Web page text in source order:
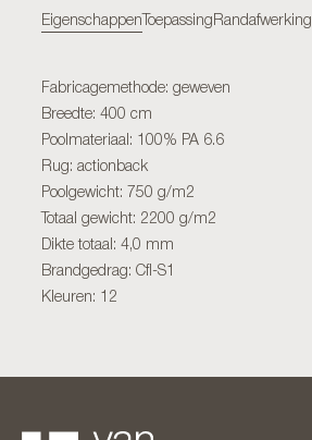
Eigenschappen Toepassing Randafwerking
Fabricagemethode: geweven
Breedte: 400 cm
Poolmateriaal: 100% PA 6.6
Rug: actionback
Poolgewicht: 750 g/m2
Totaal gewicht: 2200 g/m2
Dikte totaal: 4,0 mm
Brandgedrag: Cfl-S1
Kleuren: 12